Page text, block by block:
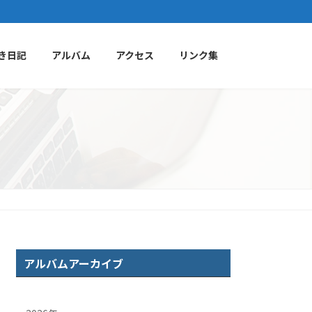
日記 アルバム アクセス リンク集
アルバムアーカイブ